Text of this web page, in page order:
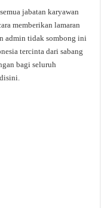
jabatan karyawan
memberikan lamaran
admin tidak sombong ini
tercinta dari sabang
bagi seluruh